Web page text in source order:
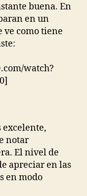
buena. En
en un
ve como tiene
watch?
excelente,
notar
El nivel de
apreciar en las
en modo